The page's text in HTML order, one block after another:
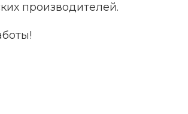
производителей.